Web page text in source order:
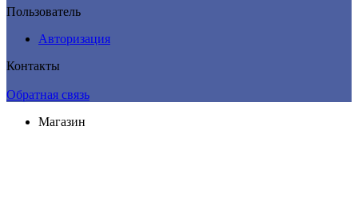
Пользователь
Авторизация
Контакты
Обратная связь
Магазин